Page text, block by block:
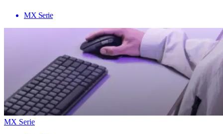
MX Serie
MX Serie